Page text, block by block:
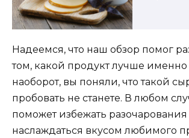
Надеемся, что наш обзор помог
том, какой продукт лучше именно
наоборот, вы поняли, что такой
пробовать не станете. В любом
поможет избежать разочарования
наслаждаться вкусом любимого